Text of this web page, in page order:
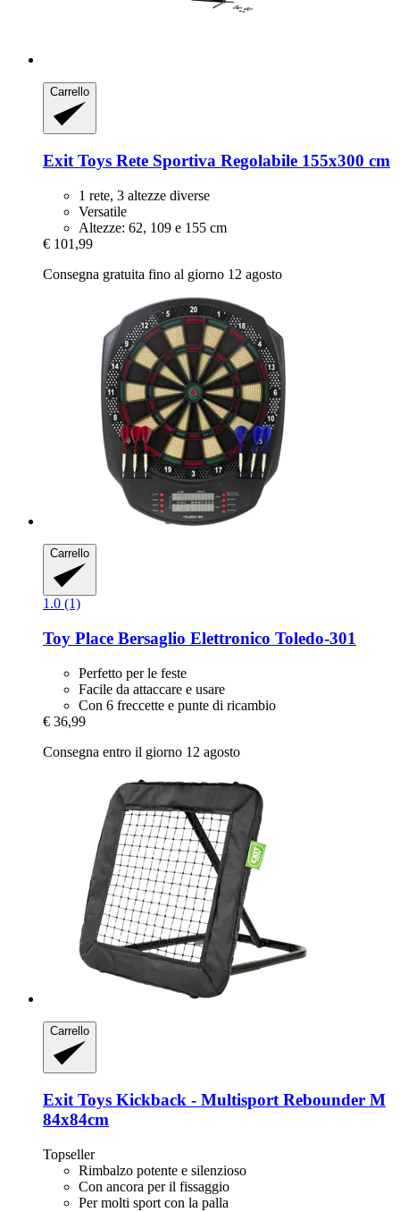
Carrello
Exit Toys Rete Sportiva Regolabile 155x300 cm
1 rete, 3 altezze diverse
Versatile
Altezze: 62, 109 e 155 cm
€ 101,99
Consegna gratuita fino al giorno 12 agosto
Carrello
1.0 (1)
Toy Place Bersaglio Elettronico Toledo-​301
Perfetto per le feste
Facile da attaccare e usare
Con 6 freccette e punte di ricambio
€ 36,99
Consegna entro il giorno 12 agosto
Carrello
Exit Toys Kickback -​ Multisport Rebounder M
84x84cm
Topseller
Rimbalzo potente e silenzioso
Con ancora per il fissaggio
Per molti sport con la palla